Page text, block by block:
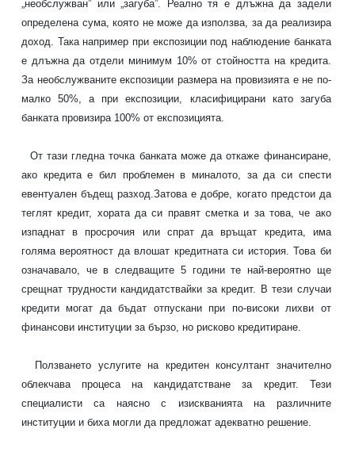
„необслужван” или „загуба”. Реално тя е длъжна да задели
определена сума, която не може да използва, за да реализира
доход. Така например при експозиции под наблюдение банката
е длъжна да отдели минимум 10% от стойността на кредита.
За необслужваните експозиции размера на провизията е не по-
малко 50%, а при експозиции, класифицирани като загуба
банката провизира 100% от експозицията.
От тази гледна точка банката може да откаже финансиране,
ако кредитае бил проблемен в миналото, за да си спести
евентуален бъдещ разход.Затова е добре, когато предстои да
теглят кредит, хората да си правят сметка и за това, че ако
изпаднат в просрочия или спрат да връщат кредита, има
голяма вероятност да влошат кредитната си история. Това би
означавало, че в следващите 5 години те най-вероятно ще
срещнат трудности кандидатствайки за кредит. В тези случаи
кредити могат да бъдат отпускани при по-високи лихви от
финансови институции за бързо, но рисково кредитиране.
Ползването услугите на кредитен консултант значително
облекчава процеса на кандидатстване за кредит. Тези
специалисти са наясно с изискванията на различните
институции и биха могли да предложат адекватно решение.